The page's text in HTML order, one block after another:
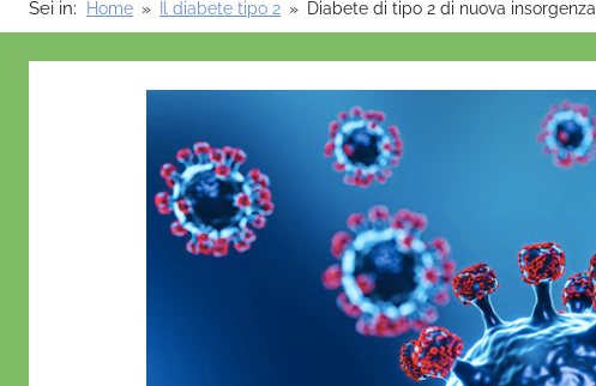
Sei in: Home Il diabete tipo 2 Diabete di tipo 2 di nuova